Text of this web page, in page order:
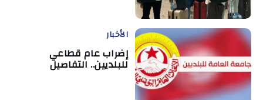
الأخبار
إضراب عام قطاعي
للبلديين.. التفاصيل